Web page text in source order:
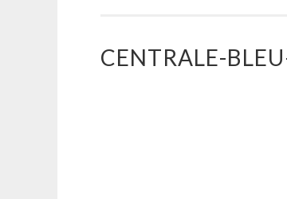
CENTRALE-